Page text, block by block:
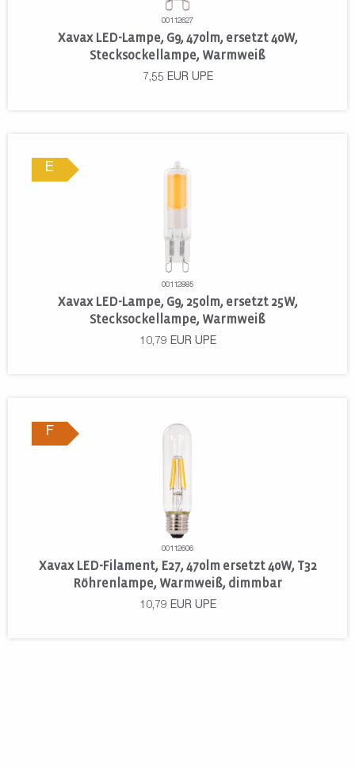
00112627
Xavax LED-Lampe, G9, 470lm, ersetzt 40W,
Stecksockellampe, Warmweiß
7,55 EUR UPE
E
00112885
Xavax LED-Lampe, G9, 250lm, ersetzt 25W,
Stecksockellampe, Warmweiß
10,79 EUR UPE
F
00112606
Xavax LED-Filament, E27, 470lm ersetzt 40W, T32
Röhrenlampe, Warmweiß, dimmbar
10,79 EUR UPE